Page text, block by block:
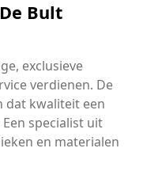
Bult
exclusieve
verdienen. De
dat kwaliteit een
specialist uit
en materialen